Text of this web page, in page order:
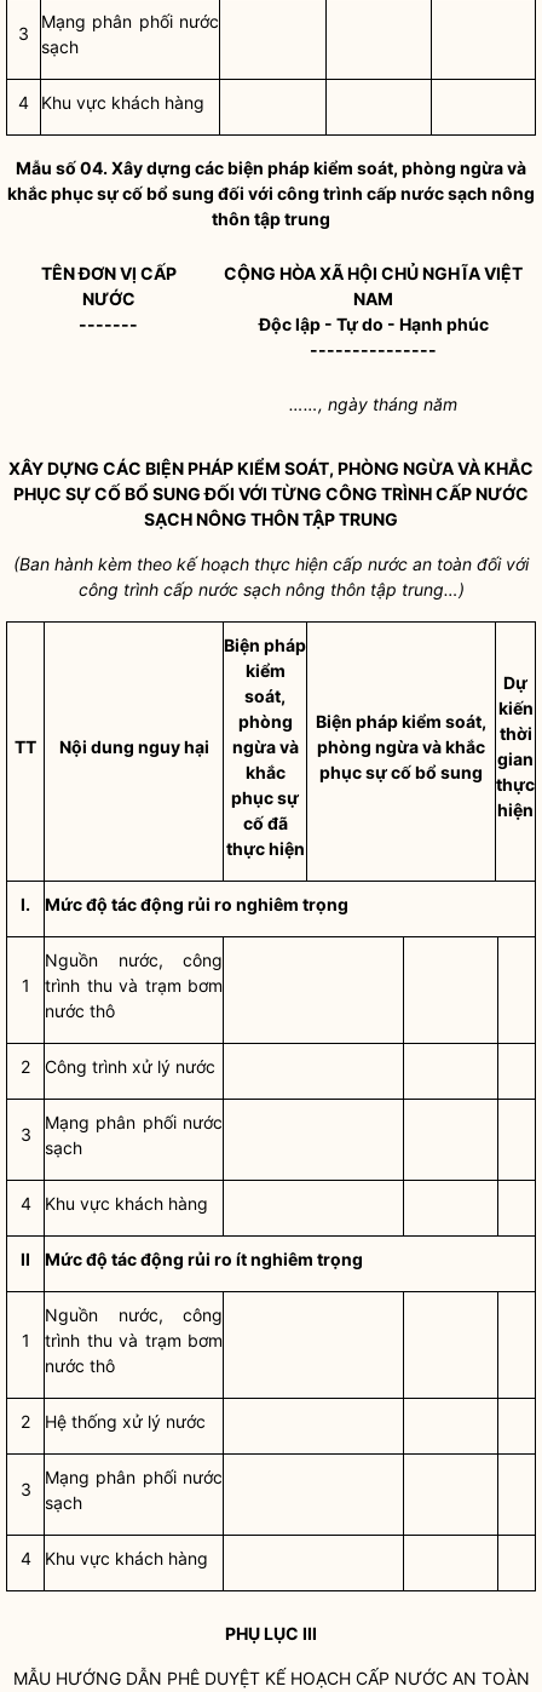
3
Mạng phân phối nước
sạch
4 Khu vực khách hàng
Mẫu số 04. Xây dựng các biện pháp kiểm soát, phòng ngừa và
khắc phục sự cố bổ sung đối với công trình cấp nước sạch nông
thôn tập trung
TÊNĐƠN VỊ CẤP
NƯỚC
-------
CỘNG HÒA XÃ HỘI CHỦ NGHĨA VIỆT
NAM
Độc lập - Tự do - Hạnh phúc
---------------
……, ngày tháng năm
XÂY DỰNG CÁC BIỆN PHÁP KIỂM SOÁT, PHÒNG NGỪA VÀ KHẮC
PHỤC SỰ CỐ BỔ SUNG ĐỐI VỚI TỪNG CÔNG TRÌNH CẤP NƯỚC
SẠCH NÔNG THÔN TẬP TRUNG
(Ban hành kèm theo kế hoạch thực hiện cấp nước an toàn đối với
công trình cấp nước sạch nông thôn tập trung…)
TT Nội dung nguy hại
Biện pháp
kiểm
soát,
phòng
ngừa và
khắc
phục sự
cố đã
thực hiện
Biện pháp kiểm soát,
phòng ngừa và khắc
phục sự cố bổ sung
Dự
kiến
thời
gian
thực
hiện
I. Mức độ tác động rủi ro nghiêm trọng
1
Nguồn nước, công
trình thu và trạm bơm
nước thô
2 Công trình xử lý nước
3
Mạng phân phối nước
sạch
4 Khu vực khách hàng
II Mức độ tác động rủi ro ít nghiêm trọng
1
Nguồn nước, công
trình thu và trạm bơm
nước thô
2 Hệ thống xử lý nước
3
Mạng phân phối nước
sạch
4 Khu vực khách hàng
PHỤ LỤC III
MẪU HƯỚNG DẪN PHÊ DUYỆT KẾ HOẠCH CẤP NƯỚC AN TOÀN